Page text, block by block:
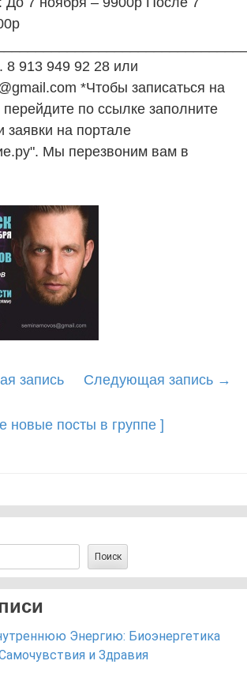
913 949 92 28 или
*Чтобы записаться на
по ссылке заполните
на портале
Мы перезвоним вам в
запись Следующая запись →
новые посты в группе ]
Поиск
Энергию: Биоэнергетика
и Здравия